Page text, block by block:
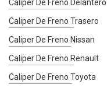
Caliper De Freno Delantero
Caliper De Freno Trasero
Caliper De Freno Nissan
Caliper De Freno Renault
Caliper De Freno Toyota